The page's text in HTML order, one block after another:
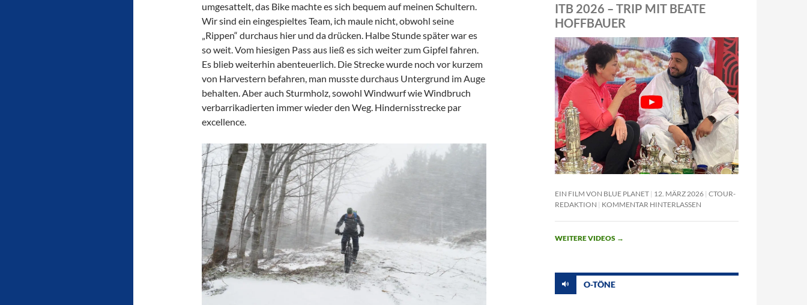
umgesattelt, das Bike machte es sich bequem auf meinen Schultern.
Wir sind ein eingespieltes Team, ich maule nicht, obwohl seine
„Rippen“ durchaus hier und da drücken. Halbe Stunde später war es
so weit. Vom hiesigen Pass aus ließ es sich weiter zum Gipfel fahren.
Es blieb weiterhin abenteuerlich. Die Strecke wurde noch vor kurzem
von Harvestern befahren, man musste durchaus Untergrund im Auge
behalten. Aber auch Sturmholz, sowohl Windwurf wie Windbruch
verbarrikadierten immer wieder den Weg. Hindernisstrecke par
excellence.
ITB 2026 – TRIP MIT BEATE
HOFFBAUER
EIN FILM VON BLUE PLANET 12. MÄRZ 2026 CTOUR-
REDAKTION
KOMMENTAR HINTERLASSEN
WEITERE VIDEOS →
O-TÖNE